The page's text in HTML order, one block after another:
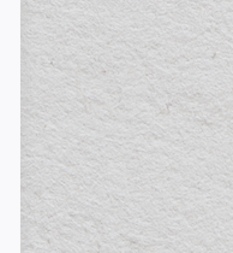
Рождественский
концерт
Владимира
Спивакова
24.12.2026 19:00
Дом музыки
от 8 500 ₽ Купить